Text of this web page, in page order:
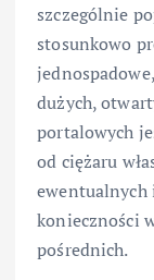
szczególnie
stosunkowo
dużych,
portalowych
od ciężaru
ewentualnych
konieczności
pośrednich.